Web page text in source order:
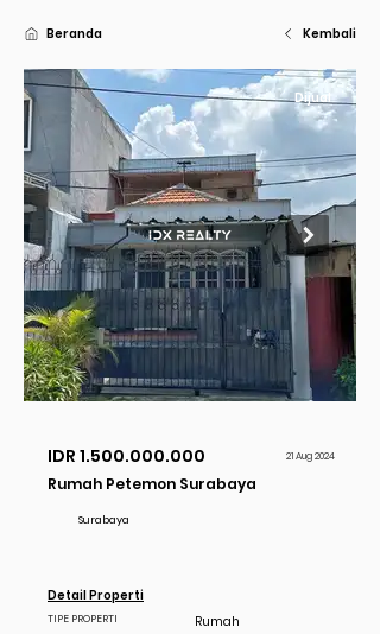
Beranda Kembali
Dijual
IDR 1.500.000.000 21 Aug 2024
Rumah Petemon Surabaya
Surabaya
Detail Properti
TIPE PROPERTI
Rumah